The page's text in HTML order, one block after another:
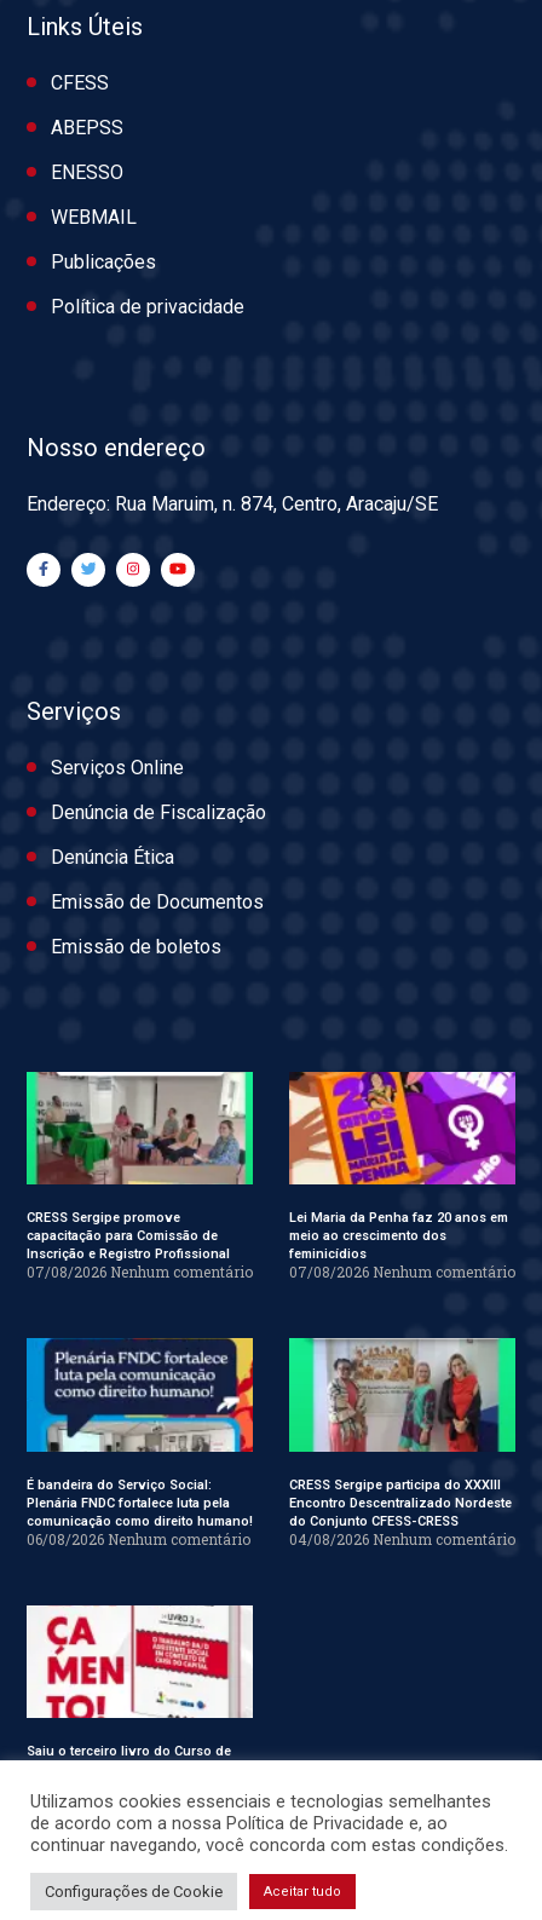
Links Úteis
CFESS
ABEPSS
ENESSO
WEBMAIL
Publicações
Política de privacidade
Nosso endereço
Endereço: Rua Maruim, n. 874, Centro, Aracaju/SE
Serviços
Serviços Online
Denúncia de Fiscalização
Denúncia Ética
Emissão de Documentos
Emissão de boletos
CRESS Sergipe promove
capacitação para Comissão de
Inscrição e Registro Profissional
07/08/2026 Nenhum comentário
Lei Maria da Penha faz 20 anos em
meio ao crescimento dos
feminicídios
07/08/2026 Nenhum comentário
É bandeira do Serviço Social:
Plenária FNDC fortalece luta pela
comunicação como direito humano!
06/08/2026 Nenhum comentário
CRESS Sergipe participa do XXXIII
Encontro Descentralizado Nordeste
do Conjunto CFESS-CRESS
04/08/2026 Nenhum comentário
Saiu o terceiro livro do Curso de
© CRESS-SE 2022. Todos os Direitos Reservados.
Desenvolvido porJSWEBMIDIA
Utilizamos cookies essenciais e tecnologias semelhantes
de acordo com a nossa Política de Privacidade e, ao
continuar navegando, você concorda com estas condições.
Configurações de Cookie Aceitar tudo